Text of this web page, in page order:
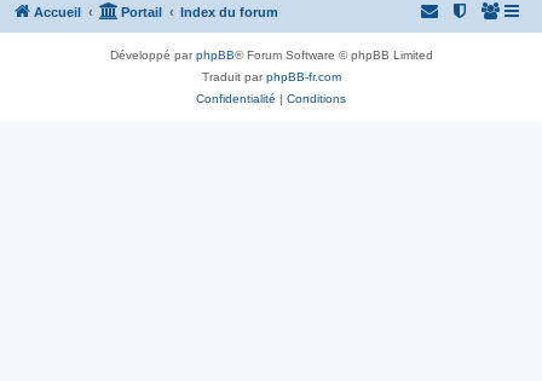
Accueil Portail Index du forum
Développé parphpBB® Forum Software © phpBB Limited
Traduit parphpBB-fr.com
Confidentialité | Conditions